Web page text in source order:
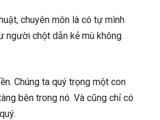
chuyên môn là có tự mình
người chột dẫn kẻ mù không
Chúng ta quý trọng một con
bên trong nó. Và cũng chỉ có